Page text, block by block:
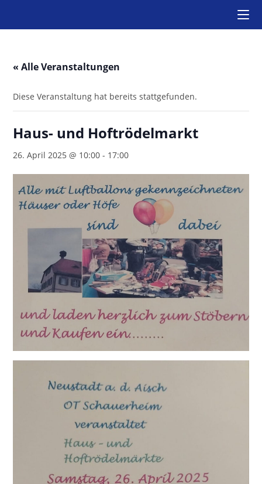
« Alle Veranstaltungen
Diese Veranstaltung hat bereits stattgefunden.
Haus- und Hoftrödelmarkt
26. April 2025 @ 10:00 - 17:00